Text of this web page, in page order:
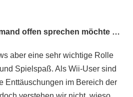
offen sprechen möchte …
aber eine sehr wichtige Rolle
Spielspaß. Als Wii-User sind
Enttäuschungen im Bereich der